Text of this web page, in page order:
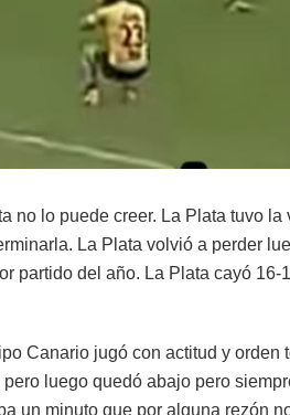
no lo puede creer. La Plata tuvo
La Plata volvió a perder
partido del año. La Plata cayó
Canario jugó con actitud y orden
pero luego quedó abajo pero
un minuto que por alguna rezón